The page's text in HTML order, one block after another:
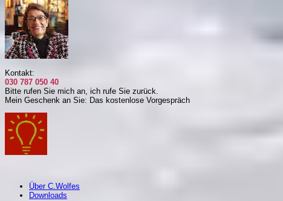
Kontakt:
030 787 050 40
Bitte rufen Sie mich an, ich rufe Sie zurück.
Mein Geschenk an Sie: Das kostenlose Vorgespräch
Über C.Wolfes
Downloads